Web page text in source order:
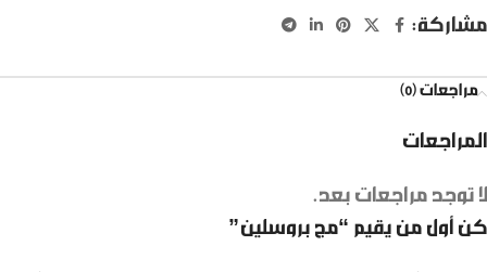
مشاركة:
مراجعات (0)
المراجعات
لا توجد مراجعات بعد.
كن أول من يقيم “مج بروسلين”